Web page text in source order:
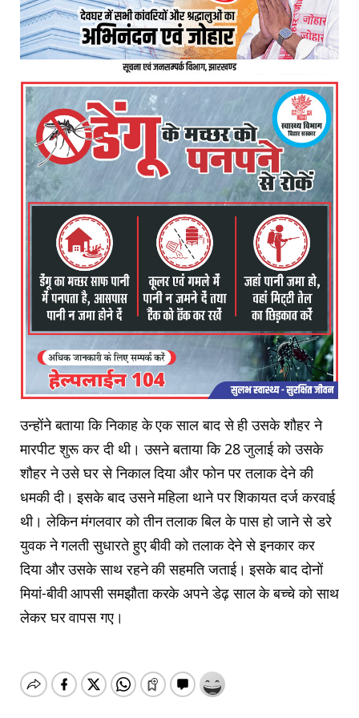
उन्‍होंने बताया कि निकाह के एक साल बाद से ही उसके शौहर ने
मारपीट शुरू कर दी थी। उसने बताया कि 28 जुलाई को उसके
शौहर ने उसे घर से निकाल दिया और फोन पर तलाक देने की
धमकी दी। इसके बाद उसने महिला थाने पर शिकायत दर्ज करवाई
थी। लेकिन मंगलवार को तीन तलाक बिल के पास हो जाने से डरे
युवक ने गलती सुधारते हुए बीवी को तलाक देने से इनकार कर
दिया और उसके साथ रहने की सहमति जताई। इसके बाद दोनों
मियां-बीवी आपसी समझौता करके अपने डेढ़ साल के बच्चे को साथ
लेकर घर वापस गए।